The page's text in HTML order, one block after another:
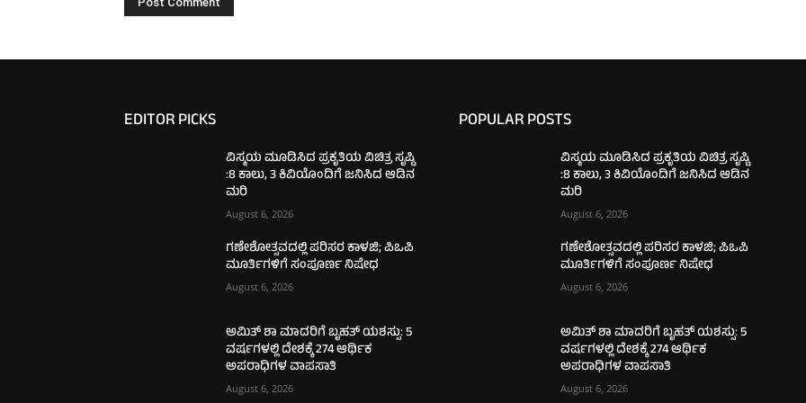
EDITOR PICKS
ವಿಸ್ಮಯ ಮೂಡಿಸಿದ ಪ್ರಕೃತಿಯ ವಿಚಿತ್ರ ಸೃಷ್ಟಿ
:8 ಕಾಲು, 3 ಕಿವಿಯೊಂದಿಗೆ ಜನಿಸಿದ ಆಡಿನ
ಮರಿ
August 6, 2026
ಗಣೇಶೋತ್ಸವದಲ್ಲಿ ಪರಿಸರ ಕಾಳಜಿ; ಪಿಒಪಿ
ಮೂರ್ತಿಗಳಿಗೆ ಸಂಪೂರ್ಣ ನಿಷೇಧ
August 6, 2026
ಅಮಿತ್ ಶಾ ಮಾದರಿಗೆ ಬೃಹತ್ ಯಶಸ್ಸು: 5
ವರ್ಷಗಳಲ್ಲಿ ದೇಶಕ್ಕೆ 274 ಆರ್ಥಿಕ
ಅಪರಾಧಿಗಳ ವಾಪಸಾತಿ
August 6, 2026
POPULAR POSTS
ವಿಸ್ಮಯ ಮೂಡಿಸಿದ ಪ್ರಕೃತಿಯ ವಿಚಿತ್ರ ಸೃಷ್ಟಿ
:8 ಕಾಲು, 3 ಕಿವಿಯೊಂದಿಗೆ ಜನಿಸಿದ ಆಡಿನ
ಮರಿ
August 6, 2026
ಗಣೇಶೋತ್ಸವದಲ್ಲಿ ಪರಿಸರ ಕಾಳಜಿ; ಪಿಒಪಿ
ಮೂರ್ತಿಗಳಿಗೆ ಸಂಪೂರ್ಣ ನಿಷೇಧ
August 6, 2026
ಅಮಿತ್ ಶಾ ಮಾದರಿಗೆ ಬೃಹತ್ ಯಶಸ್ಸು: 5
ವರ್ಷಗಳಲ್ಲಿ ದೇಶಕ್ಕೆ 274 ಆರ್ಥಿಕ
ಅಪರಾಧಿಗಳ ವಾಪಸಾತಿ
August 6, 2026